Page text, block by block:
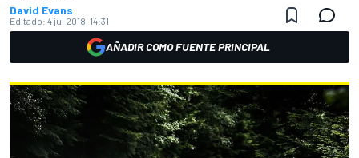
David Evans
Editado: 4 jul 2018, 14:31
AÑADIR COMO FUENTE PRINCIPAL